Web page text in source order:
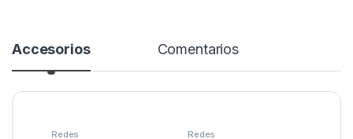
Accesorios Comentarios
Redes Redes